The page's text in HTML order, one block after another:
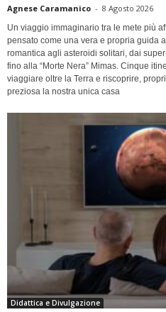
Agnese Caramanico - 8 Agosto 2026
Un viaggio immaginario tra le mete più
pensato come una vera e propria guida
romantica agli asteroidi solitari, dai
fino alla “Morte Nera” Mimas. Cinque
viaggiare oltre la Terra e riscoprire,
preziosa la nostra unica casa
Didattica e Divulgazione